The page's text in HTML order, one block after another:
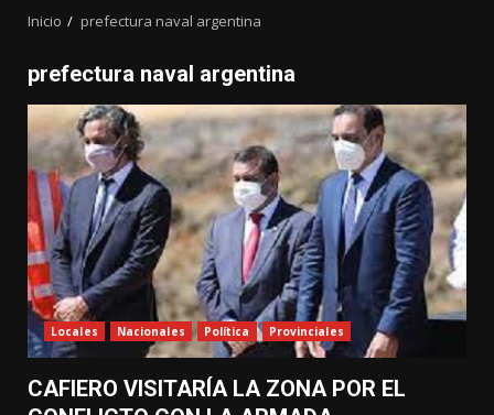
Inicio prefectura naval argentina
prefectura naval argentina
Locales Nacionales Política Provinciales
CAFIERO VISITARÍA LA ZONA POR EL